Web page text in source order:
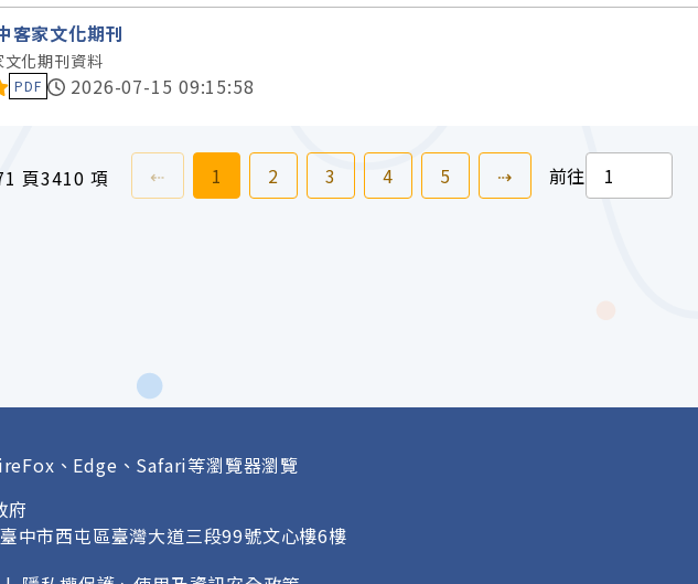
客家文化期刊
文化期刊資料
集評分：
PDF 2026-07-15 09:15:58
頁3410 項 ⇠上一頁前往
1 前往
2 前往
3 前往
4頁 前往
5頁 ⇢下一頁前往
、Edge、Safari等瀏覽器瀏覽
府
中市西屯區臺灣大道三段99號文心樓6樓